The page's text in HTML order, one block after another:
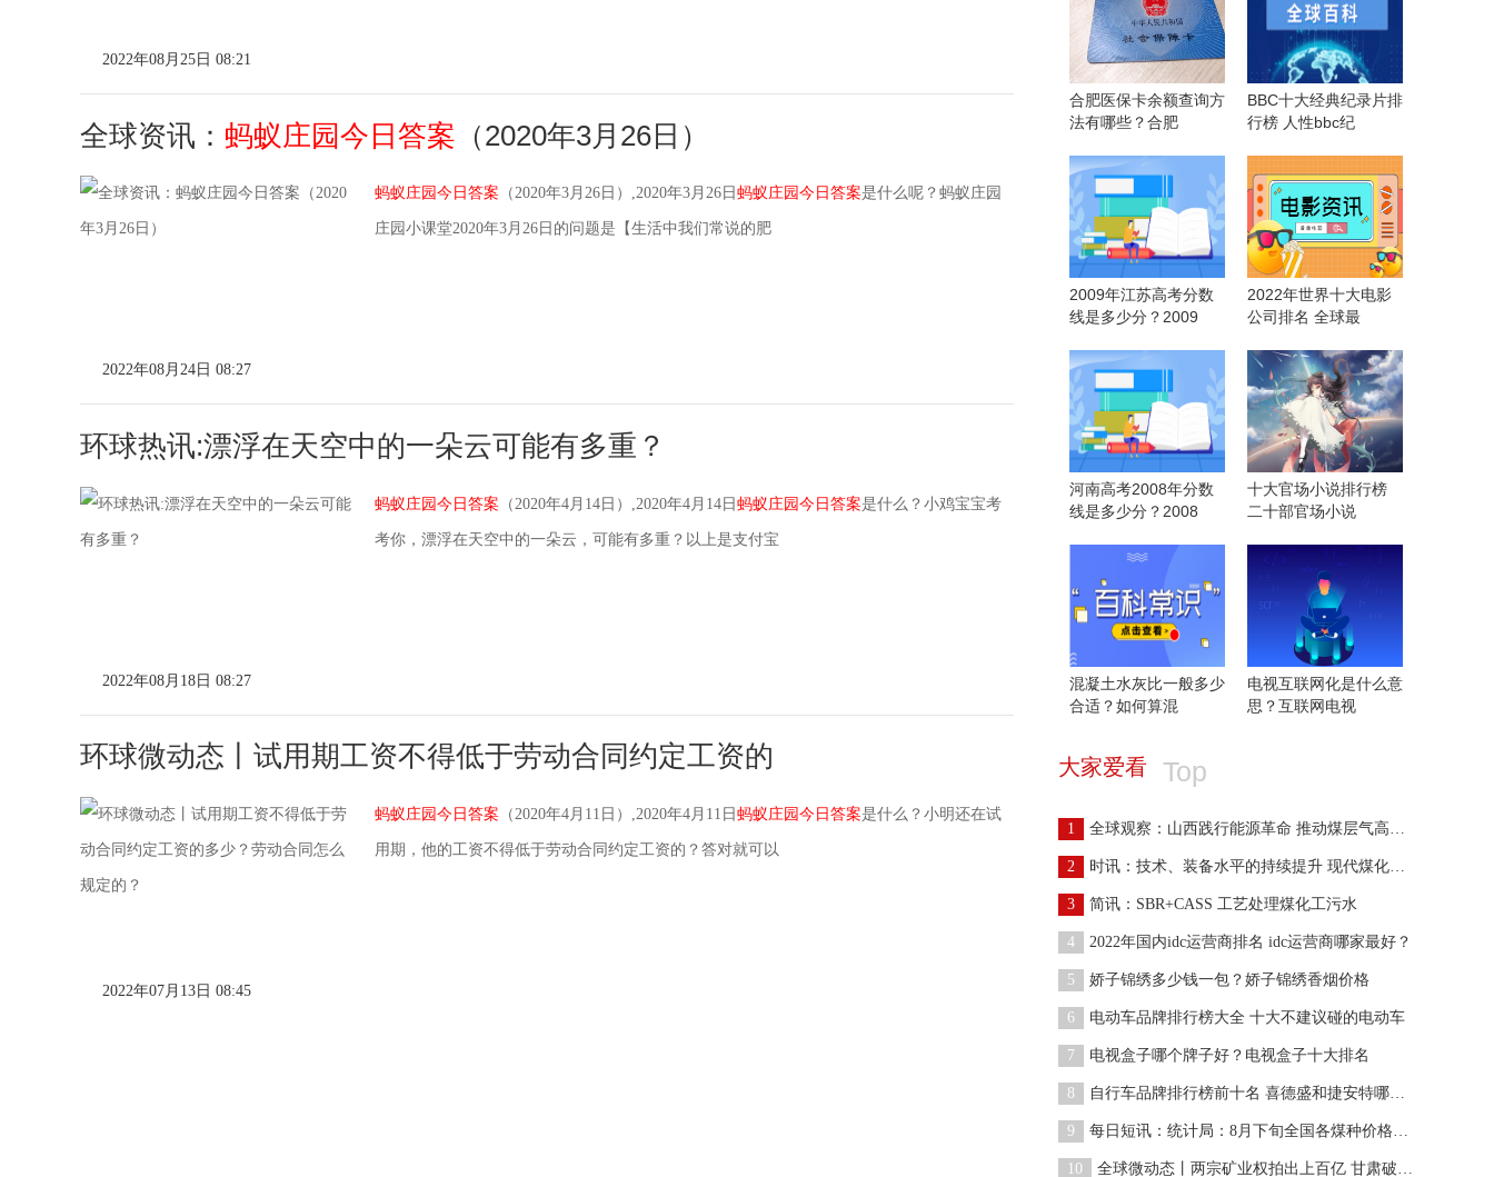
2022年08月25日 08:21
全球资讯： 蚂蚁庄园今日答案 （2020年3月26日）
蚂蚁庄园今日答案 （2020年3月26日）,2020年3月26日 蚂蚁庄园今日答案是什么呢？蚂蚁庄园
庄园小课堂2020年3月26日的问题是【生活中我们常说的肥
2022年08月24日 08:27
环球热讯:漂浮在天空中的一朵云可能有多重？
蚂蚁庄园今日答案 （2020年4月14日）,2020年4月14日蚂蚁庄园今日答案是什么？小鸡宝宝考
考你，漂浮在天空中的一朵云，可能有多重？以上是支付宝
2022年08月18日 08:27
环球微动态丨试用期工资不得低于劳动合同约定工资的
蚂蚁庄园今日答案 （2020年4月11日）,2020年4月11日 蚂蚁庄园今日答案是什么？小明还在试
用期，他的工资不得低于劳动合同约定工资的？答对就可以
2022年07月13日 08:45
合肥医保卡余额查询方
法有哪些？合肥
BBC十大经典纪录片排
行榜 人性bbc纪
2009年江苏高考分数
线是多少分？2009
2022年世界十大电影
公司排名 全球最
河南高考2008年分数
线是多少分？2008
十大官场小说排行榜
二十部官场小说
混凝土水灰比一般多少
合适？如何算混
电视互联网化是什么意
思？互联网电视
大家爱看 Top
1 全球观察：山西践行能源革命 推动煤层气高效利用高
2 时讯：技术、装备水平的持续提升 现代煤化工上半年
3 简讯：SBR+CASS 工艺处理煤化工污水
4 2022年国内idc运营商排名 idc运营商哪家最好？
5 娇子锦绣多少钱一包？娇子锦绣香烟价格
6 电动车品牌排行榜大全 十大不建议碰的电动车
7 电视盒子哪个牌子好？电视盒子十大排名
8 自行车品牌排行榜前十名 喜德盛和捷安特哪个好？
9 每日短讯：统计局：8月下旬全国各煤种价格继续上涨
10 全球微动态丨两宗矿业权拍出上百亿 甘肃破解煤炭资